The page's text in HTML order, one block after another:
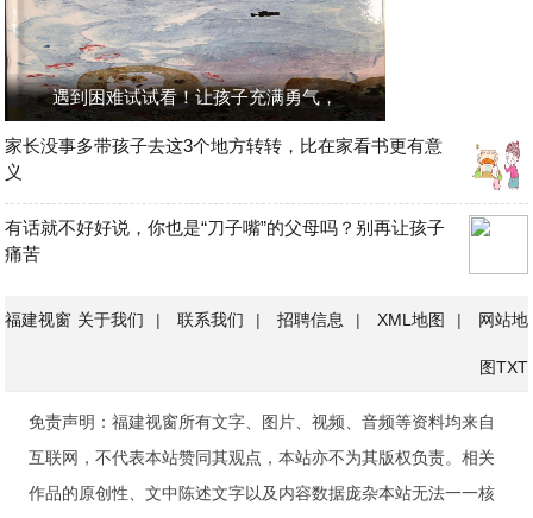
遇到困难试试看！让孩子充满勇气，
家长没事多带孩子去这3个地方转转，比在家看书更有意
义
有话就不好好说，你也是“刀子嘴”的父母吗？别再让孩子
痛苦
福建视窗 关于我们 | 联系我们 | 招聘信息 | XML地图 | 网站地
图TXT
免责声明：福建视窗所有文字、图片、视频、音频等资料均来自
互联网，不代表本站赞同其观点，本站亦不为其版权负责。相关
作品的原创性、文中陈述文字以及内容数据庞杂本站无法一一核